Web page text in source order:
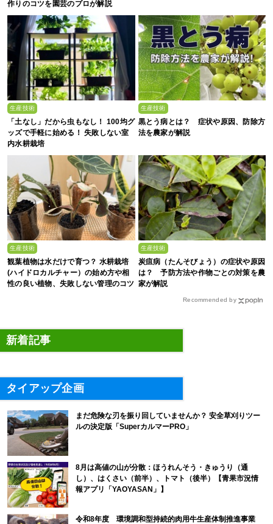
作りのコツを園芸のプロが解説
生産技術
「土なし」だから虫もなし！ 100均グ
ッズで手軽に始める！ 失敗しない室
内水耕栽培
生産技術
黒とう病とは？ 症状や原因、防除方
法を農家が解説
生産技術
観葉植物は水だけで育つ？ 水耕栽培
(ハイドロカルチャー）の始め方や相
性の良い植物、失敗しない管理のコツ
生産技術
炭疽病（たんそびょう）の症状や原因
は？ 予防方法や作物ごとの対策を農
家が解説
Recommended by
新着記事
タイアップ企画
まだ危険な刃を振り回していませんか？ 安全草刈りツー
ルの決定版「SuperカルマーPRO」
8月は高値の山が分散：ほうれんそう・きゅうり（通
し）、はくさい（前半）、トマト（後半）【青果市況情
報アプリ「YAOYASAN」】
令和8年度 環境調和型持続的肉用牛生産体制推進事業